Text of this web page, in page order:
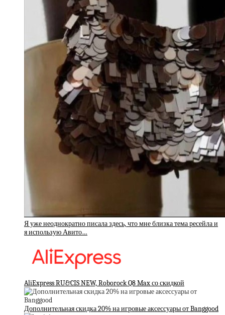
Я уже неоднократно писала здесь, что мне близка тема ресейла и
я использую Авито…
AliExpress RU&CIS NEW, Roborock Q8 Max со скидкой
Дополнительная скидка 20% на игровые аксессуары от Banggood